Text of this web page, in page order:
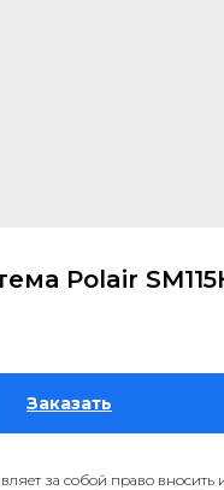
Polair
Заказать
за собой право